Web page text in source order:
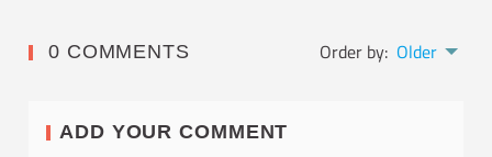
0 COMMENTS Order by: Older
ADD YOUR COMMENT